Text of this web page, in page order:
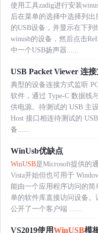
使用工具zadig进行安装
后在菜单的选择中选择列
的USB设备，并显示在下
winusb的设备，然后点击
中一个USB扬声器......
USB Packet Viewer 连
典型的设备连接方式监听
软件，通过 Type-C 数据线
供电源。待测试的 USB 主
Host 接口相连待测试的
备......
WinUsb优缺点
WinUSB是Microsoft提供的
Vista开始但也可用于
能由一个应用程序访问的
单的软件库直接访问设备。
公开了一个客户端 ......
VS2019使用WinUSB模